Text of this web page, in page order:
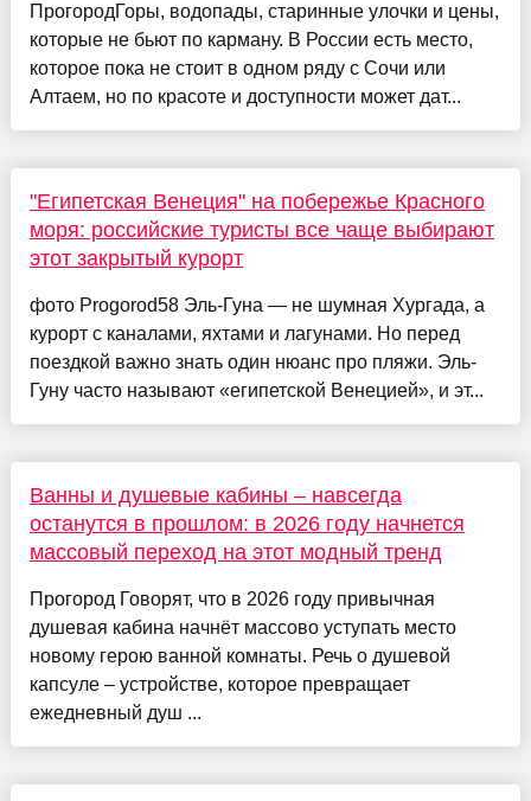
ПрогородГоры, водопады, старинные улочки и цены,
которые не бьют по карману. В России есть место,
которое пока не стоит в одном ряду с Сочи или
Алтаем, но по красоте и доступности может дат...
"Египетская Венеция" на побережье Красного
моря: российские туристы все чаще выбирают
этот закрытый курорт
фото Progorod58 Эль-Гуна — не шумная Хургада, а
курорт с каналами, яхтами и лагунами. Но перед
поездкой важно знать один нюанс про пляжи. Эль-
Гуну часто называют «египетской Венецией», и эт...
Ванны и душевые кабины – навсегда
останутся в прошлом: в 2026 году начнется
массовый переход на этот модный тренд
Прогород Говорят, что в 2026 году привычная
душевая кабина начнёт массово уступать место
новому герою ванной комнаты. Речь о душевой
капсуле – устройстве, которое превращает
ежедневный душ ...